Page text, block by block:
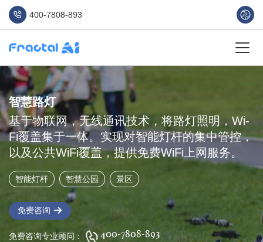
400-7808-893
智慧路灯
基于物联网，无线通讯技术，将路灯照明，Wi-
Fi覆盖集于一体。实现对智能灯杆的集中管控，
以及公共WiFi覆盖，提供免费WiFi上网服务。
智能灯杆 智慧公园 景区
免费咨询
免费咨询专业顾问： 400-7808-893